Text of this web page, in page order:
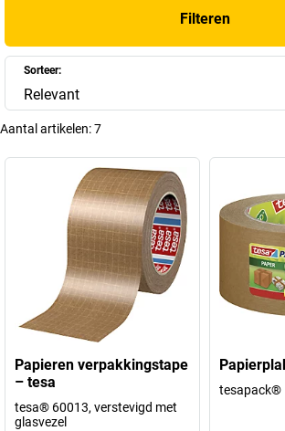
Filteren
Sorteer:
Relevant
Aantal artikelen:7
Papieren verpakkingstape
– tesa
tesa® 60013, verstevigd met
glasvezel
tesapack®